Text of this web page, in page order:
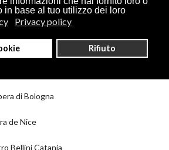
in base al tuo utilizzo dei loro
Privacy policy
Rifiuto
Teatro Filarmonico di Verona
Teatro Grande Brescia
di Bologna
de Nice
Bellini Catania